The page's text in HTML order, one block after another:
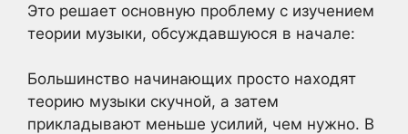
Это решает основную проблему с изучением
теории музыки, обсуждавшуюся в начале:
Большинство начинающих просто находят
теорию музыки скучной, а затем
прикладывают меньше усилий, чем нужно. В